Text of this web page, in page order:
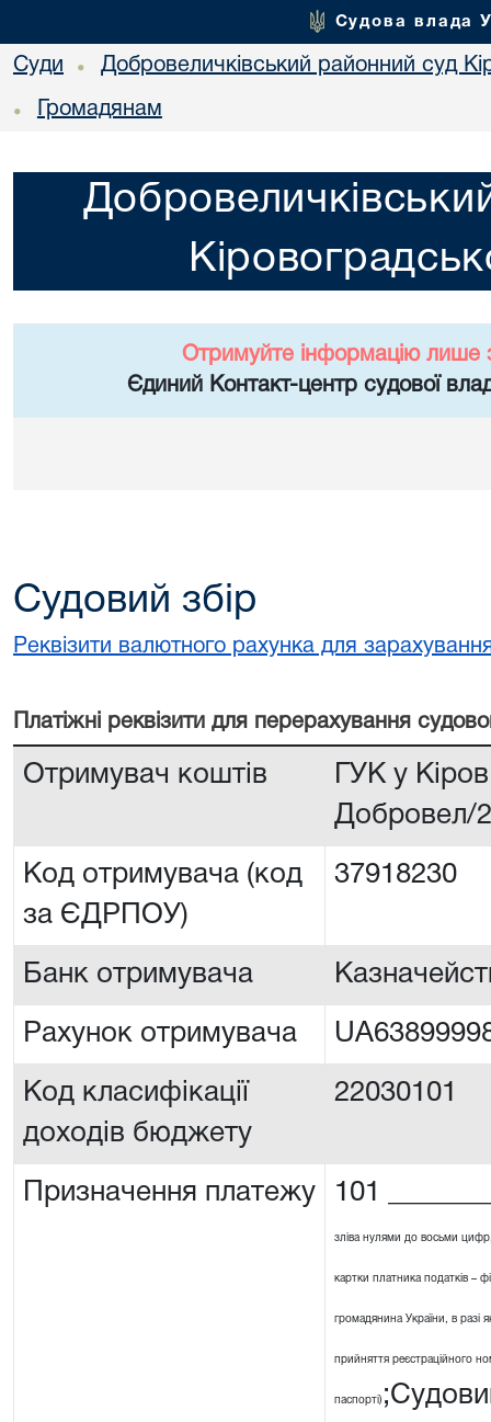
Судова влада
Суди • Добровеличківський районний суд
• Громадянам
Отримуйте інформацію лише
Єдиний Контакт-центр судової
Судовий збір
Реквізити валютного рахунка для
Платiжнi реквiзити для перерахування
Отримувач коштів
ГУК у
Добровел/
Код отримувача (код
за ЄДРПОУ)
37918230
Банк отримувача
Рахунок отримувача
Код класифікації
доходів бюджету
22030101
Призначення платежу 101
зліва нулями до восьми
картки платника податків –
громадянина України, в разі
прийняття реєстраційного
паспорті)